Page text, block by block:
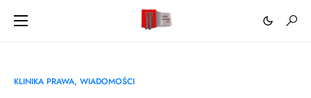
KLINIKA PRAWA WIADOMOŚCI